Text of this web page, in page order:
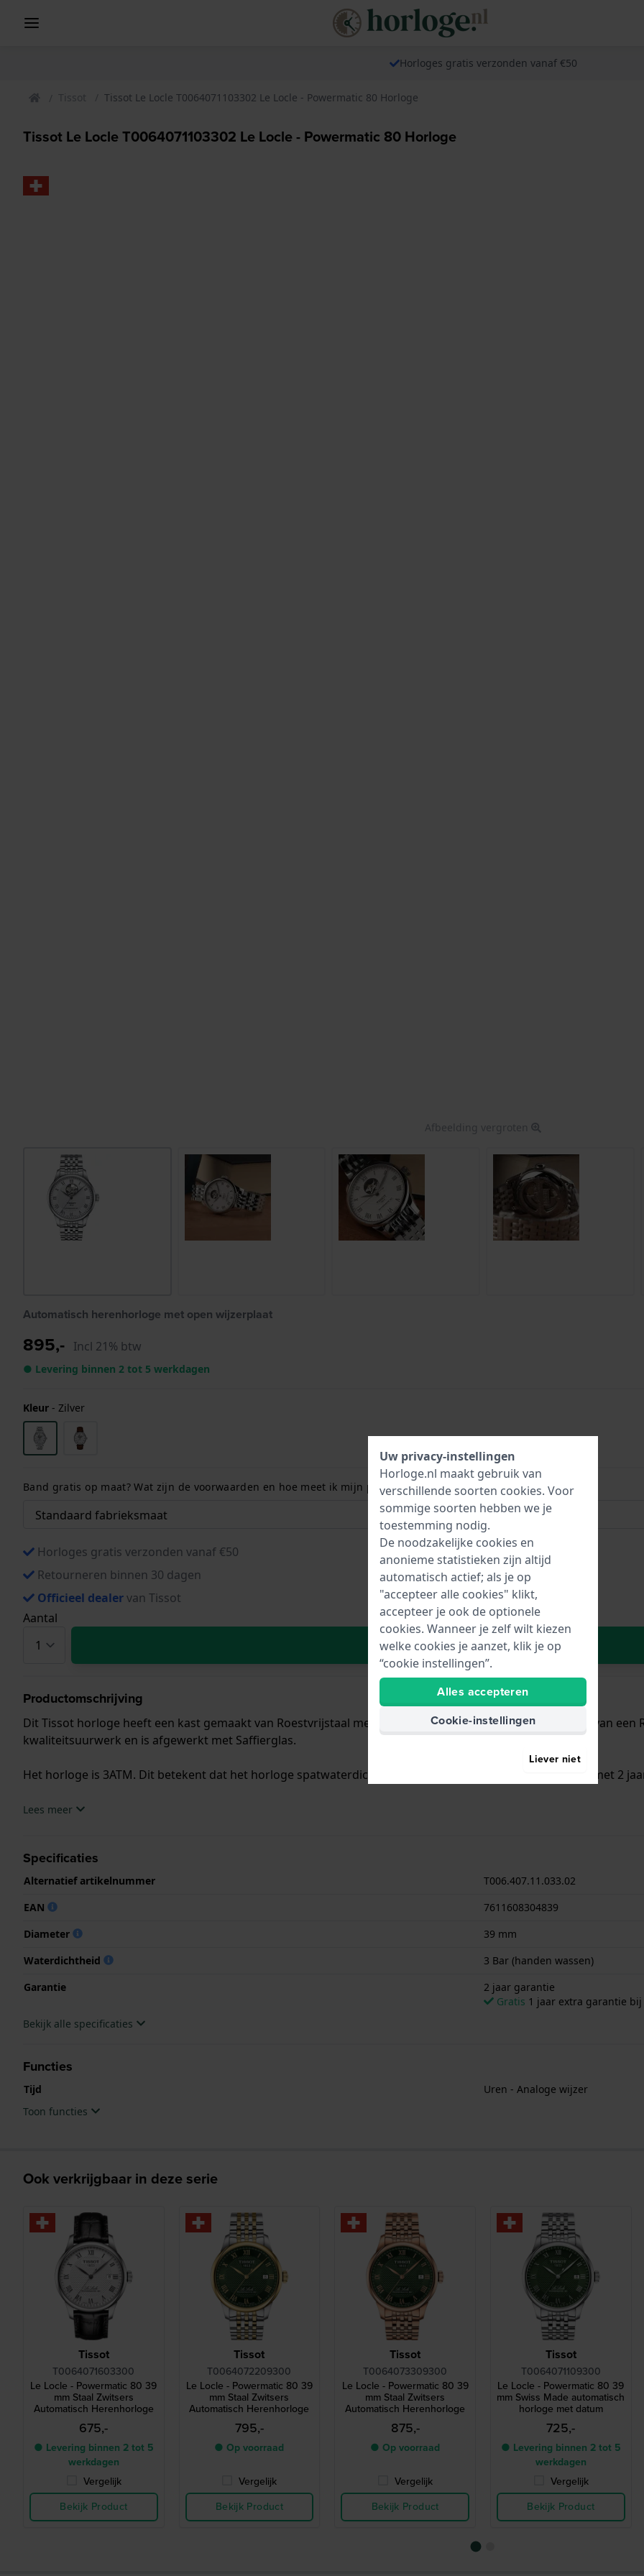
Horloges gratis verzonden vanaf €50
Tissot Tissot Le Locle T0064071103302 Le Locle - Powermatic 80 Horloge
Tissot Le Locle T0064071103302 Le Locle - Powermatic 80 Horloge
Afbeelding vergroten
Automatisch herenhorloge met open wijzerplaat
895,- Incl 21% btw
● Levering binnen 2 tot 5 werkdagen
Kleur - Zilver
Band gratis op maat? Wat zijn de voorwaarden en hoe meet ik mijn polsmaat? Lees meer:
Horloges gratis verzonden vanaf €50
Retourneren binnen 30 dagen
Officieel dealervan Tissot
Aantal
In Winkelwagen
Productomschrijving
Dit Tissot horloge heeft een kast gemaakt van Roestvrijstaal met een diameter van 39 mm en is voorzien van een
kwaliteitsuurwerk en is afgewerkt met Saffierglas.
Het horloge is 3ATM. Dit betekent dat het horloge spatwaterdicht is.. Verder wordt het horloge geleverd met 2
.Lees meer
Specificaties
Alternatief artikelnummer
T006.407.11.033.02
EAN
7611608304839
Diameter
39 mm
Waterdichtheid
3 Bar (handen wassen)
Garantie
2 jaar garantie
Gratis 1 jaar extra garantie
Bekijk alle specificaties
Functies
Tijd
Uren - Analoge wijzer
Toon functies
Ook verkrijgbaar in deze serie
Tissot
T0064071603300
Le Locle - Powermatic 80 39
mm Staal Zwitsers
Automatisch Herenhorloge
675,-
● Levering binnen 2 tot 5
werkdagen
Vergelijk
Bekijk Product
Tissot
T0064072209300
Le Locle - Powermatic 80 39
mm Staal Zwitsers
Automatisch Herenhorloge
795,-
● Op voorraad
Vergelijk
Bekijk Product
Tissot
T0064073309300
Le Locle - Powermatic 80 39
mm Staal Zwitsers
Automatisch Herenhorloge
875,-
● Op voorraad
Vergelijk
Bekijk Product
Tissot
T0064071109300
Le Locle - Powermatic 80 39
mm Swiss Made automatisch
horloge met datum
725,-
● Levering binnen 2 tot 5
werkdagen
Vergelijk
Bekijk Product
Uw privacy-instellingen
Horloge.nl maakt gebruik van
verschillende soorten cookies. Voor
sommige soorten hebben we je
toestemming nodig.
De noodzakelijke cookies en
anonieme statistieken zijn altijd
automatisch actief; als je op
"accepteer alle cookies" klikt,
accepteer je ook de optionele
cookies. Wanneer je zelf wilt kiezen
welke cookies je aanzet, klik je op
“cookie instellingen”.
Alles accepteren
Cookie-instellingen
Liever niet